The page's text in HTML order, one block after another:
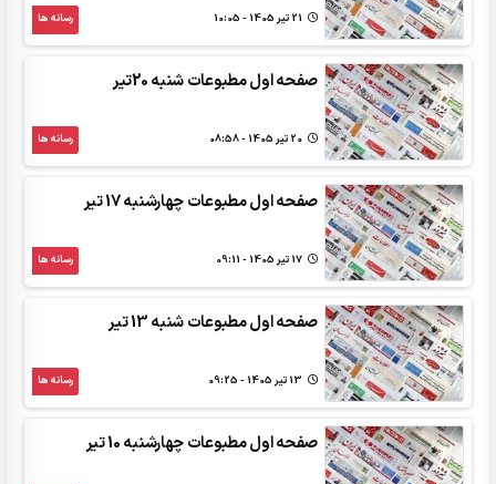
رسانه ها
صفحه اول مطبوعات شنبه 20تیر
رسانه ها
صفحه اول مطبوعات چهارشنبه 17 تیر
رسانه ها
صفحه اول مطبوعات شنبه 13 تیر
رسانه ها
صفحه اول مطبوعات چهارشنبه 10 تیر